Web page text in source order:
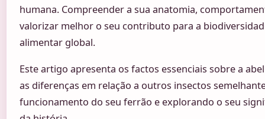
humana. Compreender a sua anatomia,
valorizar melhor o seu contributo para a
alimentar global.
Este artigo apresenta os factos essenciais sobre a
as diferenças em relação a outros insectos
funcionamento do seu ferrão e explorando o seu